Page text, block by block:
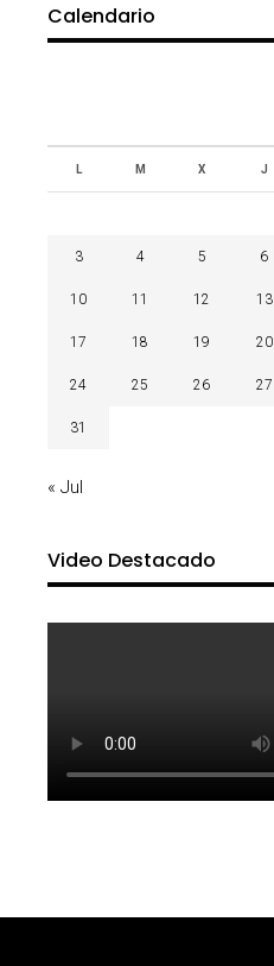
Calendario
L M X J
3 4 5 6
10 11 12 13
17 18 19 20
24 25 26 27
31
« Jul
Video Destacado